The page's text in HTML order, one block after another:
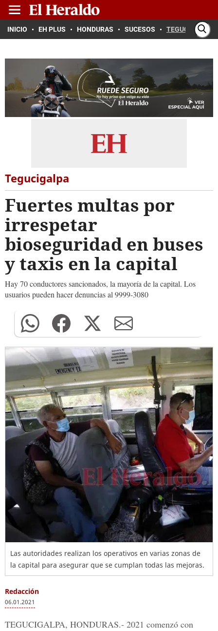
INICIO EH PLUS HONDURAS SUCESOS TEGUCIGALPA
Tegucigalpa
Fuertes multas por
irrespetar
bioseguridad en buses
y taxis en la capital
Hay 70 conductores sancionados, la mayoría de la capital. Los
usuarios pueden hacer denuncias al 9999-3080
Las autoridades realizan los operativos en varias zonas de
la capital para asegurar que se cumplan todas las mejoras.
Redacción
06.01.2021
TEGUCIGALPA, HONDURAS.- 2021 comenzó con